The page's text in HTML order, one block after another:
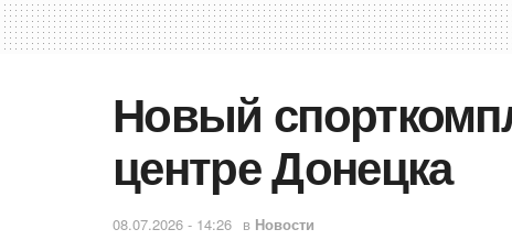
Новый
центре Донецка
08.07.2026 - 14:26 в Новости